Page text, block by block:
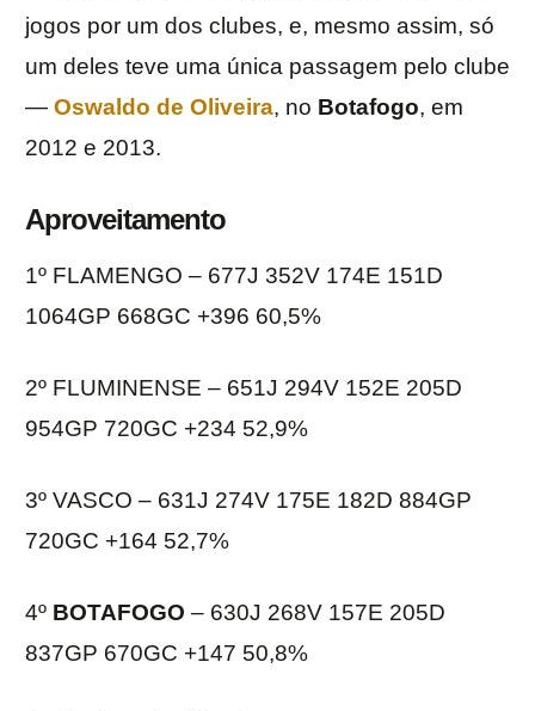
jogos por um dos clubes, e, mesmo assim, só
um deles teve uma única passagem pelo clube
— Oswaldo de Oliveira, no Botafogo, em
2012 e 2013.
Aproveitamento
1º FLAMENGO – 677J 352V 174E 151D
1064GP 668GC +396 60,5%
2º FLUMINENSE – 651J 294V 152E 205D
954GP 720GC +234 52,9%
3º VASCO – 631J 274V 175E 182D 884GP
720GC +164 52,7%
4º BOTAFOGO – 630J 268V 157E 205D
837GP 670GC +147 50,8%